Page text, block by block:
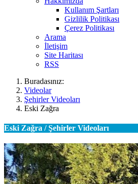
Kullanım Şartları
Gizlilik Politikası
Çerez Politikası
Arama
İletişim
Site Haritası
RSS
Buradasınız:
Videolar
Şehirler Videoları
Eski Zağra
Eski Zağra / Şehirler Videoları